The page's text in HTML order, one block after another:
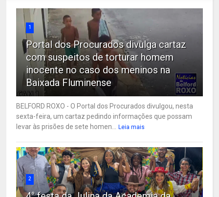
1
Portal dos Procurados divulga cartaz
com suspeitos de torturar homem
inocente no caso dos meninos na
Baixada Fluminense
BELFORD ROXO - O Portal dos Procurados divulgou, nesta
sexta-feira, um cartaz pedindo informações que possam
levar às prisões de sete homen... Leia mais
2